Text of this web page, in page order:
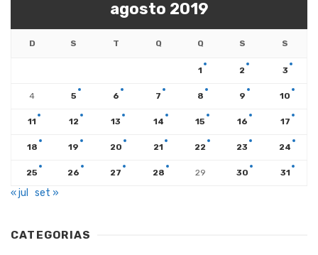
agosto 2019
D S T Q Q S S
1 2 3
4 5 6 7 8 9 10
11 12 13 14 15 16 17
18 19 20 21 22 23 24
25 26 27 28 29 30 31
« jul set »
CATEGORIAS